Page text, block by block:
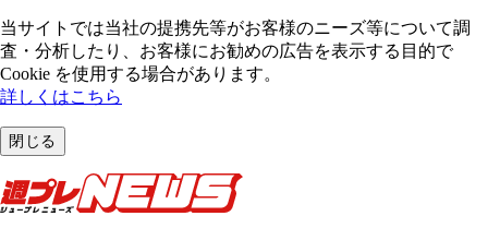
当サイトでは当社の提携先等がお客様のニーズ等について調
査・分析したり、お客様にお勧めの広告を表⽰する⽬的で
Cookie を使⽤する場合があります。
詳しくはこちら
閉じる